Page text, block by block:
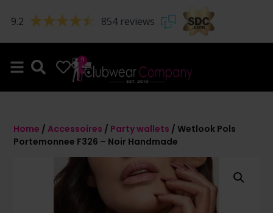
9.2 854 reviews
0 0
Home /Accessoires / Party wallets / Wetlook Pols
Portemonnee F326 – Noir Handmade